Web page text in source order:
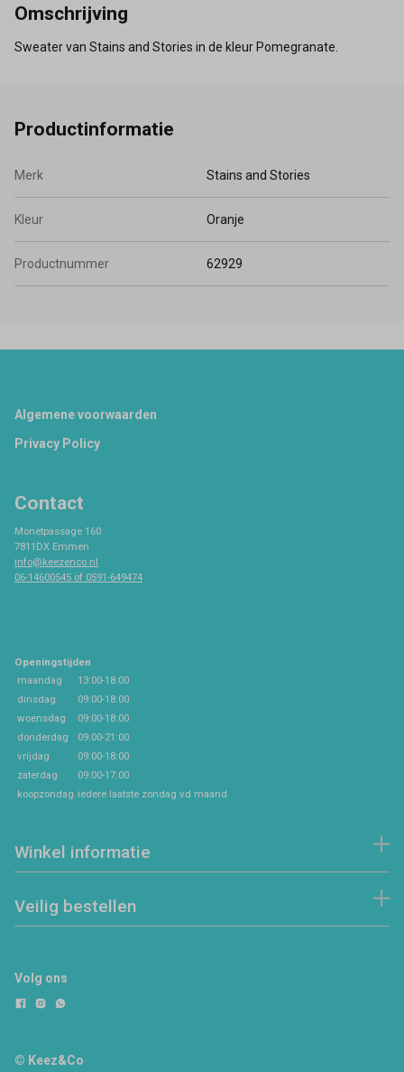
Omschrijving
Sweater van Stains and Stories in de kleur Pomegranate.
Productinformatie
Merk Stains and Stories
Kleur Oranje
Productnummer 62929
Footer
Algemene voorwaarden
Privacy Policy
Contact
Monetpassage 160
7811DX Emmen
info@keezenco.nl
06-14600545 of 0591-649474
Openingstijden
maandag
13:00-18:00
dinsdag
09:00-18:00
woensdag
09:00-18:00
donderdag
09:00-21:00
vrijdag
09:00-18:00
zaterdag
09:00-17:00
koopzondag iedere laatste zondag vd maand
Winkel informatie
Veilig bestellen
Volg ons
© Keez&Co